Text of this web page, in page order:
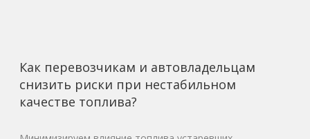
Как перевозчикам и автовладельцам
снизить риски при нестабильном
качестве топлива?